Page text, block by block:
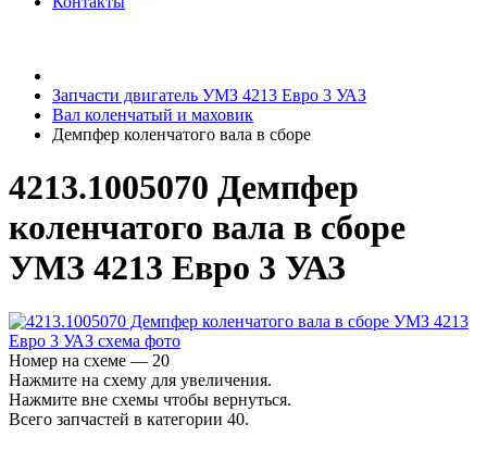
Запчасти двигатель УМЗ 4213 Евро 3 УАЗ
Вал коленчатый и маховик
Демпфер коленчатого вала в сборе
4213.1005070 Демпфер
коленчатого вала в сборе
УМЗ 4213 Евро 3 УАЗ
Номер на схеме — 20
Нажмите на схему для увеличения.
Нажмите вне схемы чтобы вернуться.
Всего запчастей в категории 40.